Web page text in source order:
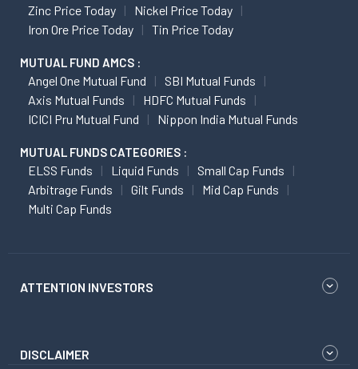
Zinc Price Today
Nickel Price Today
Iron Ore Price Today
Tin Price Today
MUTUAL FUND AMCS :
Angel One Mutual Fund
SBI Mutual Funds
Axis Mutual Funds
HDFC Mutual Funds
ICICI Pru Mutual Fund
Nippon India Mutual Funds
MUTUAL FUNDS CATEGORIES :
ELSS Funds Liquid Funds
Small Cap Funds
Arbitrage Funds
Gilt Funds
Mid Cap Funds
Multi Cap Funds
ATTENTION INVESTORS
DISCLAIMER